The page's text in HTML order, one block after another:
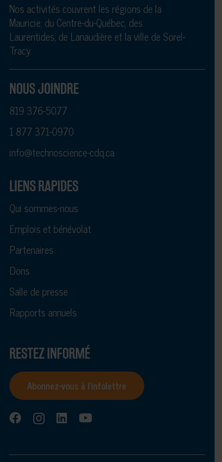
Nos activités couvrent les régions de la
Mauricie, du Centre-du-Québec, des
Laurentides, de Lanaudière et la ville de Sorel-
Tracy.
NOUS JOINDRE
819 376-5077
1 877 371-0970
info@technoscience-cdq.ca
LIENS RAPIDES
Qui sommes-nous
Emplois et bénévolat
Partenaires
Dons
Salle de presse
Rapports annuels
RESTEZ INFORMÉ
Abonnez-vous à l’infolettre